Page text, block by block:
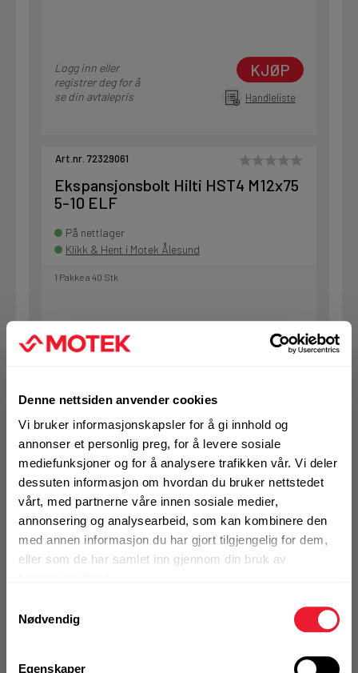
Denne nettsiden anvender cookies
Vi bruker informasjonskapsler for å gi innhold og
annonser et personlig preg, for å levere sosiale
mediefunksjoner og for å analysere trafikken vår. Vi deler
dessuten informasjon om hvordan du bruker nettstedet
vårt, med partnerne våre innen sosiale medier,
annonsering og analysearbeid, som kan kombinere den
med annen informasjon du har gjort tilgjengelig for dem,
eller som de har samlet inn gjennom din bruk av
Nødvendig
Egenskaper
Logg inn eller
registrer deg for å
se din avtalepris
KJØP
Handleliste
Art.nr. 72329061
Ekspansjonsbolt Hilti HST4 M12x75
5-10 ELF
På nettlager
Klikk & Hent i Motek Ålesund
1 Pakke a 40 Stk
Art.nr. 72329062
Ekspansjonsbolt Hilti HST4 M12x85
5-20 ELF
På nettlager
Handleliste